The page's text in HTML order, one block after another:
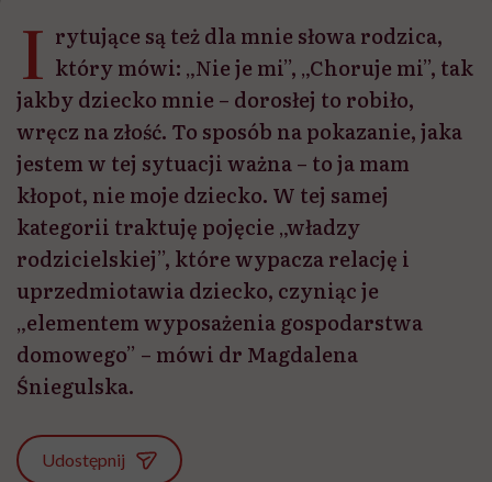
I rytujące są też dla mnie słowa rodzica,
który mówi: „Nie je mi”, „Choruje mi”, tak
jakby dziecko mnie – dorosłej to robiło,
wręcz na złość. To sposób na pokazanie, jaka
jestem w tej sytuacji ważna – to ja mam
kłopot, nie moje dziecko. W tej samej
kategorii traktuję pojęcie „władzy
rodzicielskiej”, które wypacza relację i
uprzedmiotawia dziecko, czyniąc je
„elementem wyposażenia gospodarstwa
domowego” – mówi dr Magdalena
Śniegulska.
Udostępnij